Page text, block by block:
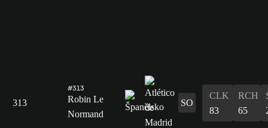
313
#313
Robin Le
Normand
SO
CLK
83
RCH
65